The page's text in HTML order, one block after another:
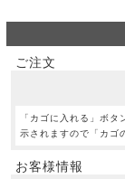
ご注文
「カゴに入れる」ボ
示されますので「カゴ
お客様情報